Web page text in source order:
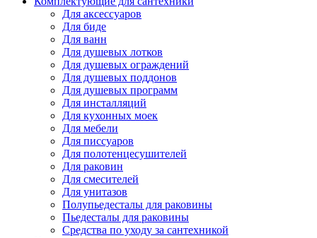
Для аксессуаров
Для биде
Для ванн
Для душевых лотков
Для душевых ограждений
Для душевых поддонов
Для душевых программ
Для инсталляций
Для кухонных моек
Для мебели
Для писсуаров
Для полотенцесушителей
Для раковин
Для смесителей
Для унитазов
Полупьедесталы для раковины
Пьедесталы для раковины
Средства по уходу за сантехникой